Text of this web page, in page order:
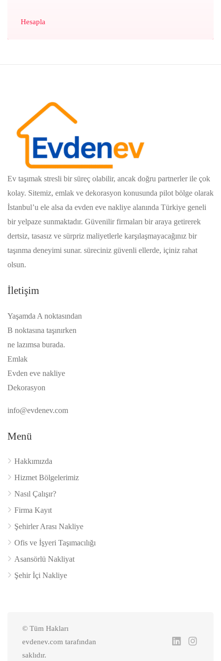
Hesapla
Ev taşımak stresli bir süreç olabilir, ancak doğru partnerler ile çok
kolay. Sitemiz, emlak ve dekorasyon konusunda pilot bölge olarak
İstanbul’u ele alsa da evden eve nakliye alanında Türkiye geneli
bir yelpaze sunmaktadır. Güvenilir firmaları bir araya getirerek
dertsiz, tasasız ve sürpriz maliyetlerle karşılaşmayacağınız bir
taşınma deneyimi sunar. süreciniz güvenli ellerde, içiniz rahat
olsun.
İletişim
Yaşamda A noktasından
B noktasına taşınırken
ne lazımsa burada.
Emlak
Evden eve nakliye
Dekorasyon
info@evdenev.com
Menü
Hakkımızda
Hizmet Bölgelerimiz
Nasıl Çalışır?
Firma Kayıt
Şehirler Arası Nakliye
Ofis ve İşyeri Taşımacılığı
Asansörlü Nakliyat
Şehir İçi Nakliye
© Tüm Hakları
evdenev.com tarafından
saklıdır.